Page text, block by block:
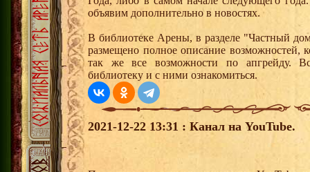
объявим дополнительно в новостях.
В библиотеке Арены, в разделе "Частный
размещено полное описание возможностей,
так же все возможности по апгрейду.
библиотеку и с ними ознакомиться.
2021-12-22 13:31 : Канал на YouTube.